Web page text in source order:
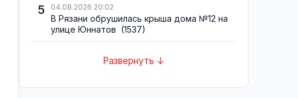
5 04.08.2026 20:02
В Рязани обрушилась крыша дома №12 на
улице Юннатов (1537)
Развернуть ↓